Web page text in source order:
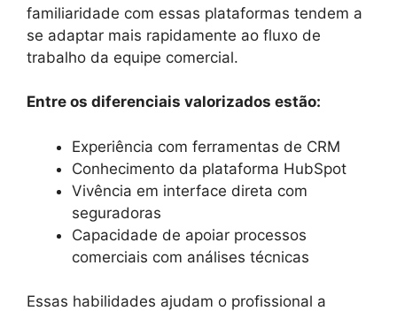
familiaridade com essas plataformas tendem a
se adaptar mais rapidamente ao fluxo de
trabalho da equipe comercial.
Entre os diferenciais valorizados estão:
Experiência com ferramentas de CRM
Conhecimento da plataforma HubSpot
Vivência em interface direta com
seguradoras
Capacidade de apoiar processos
comerciais com análises técnicas
Essas habilidades ajudam o profissional a